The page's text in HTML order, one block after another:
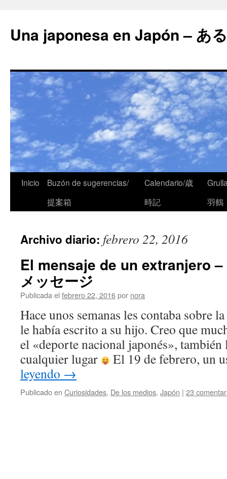
Una japonesa en Japón – あ
Inicio
Buzón de sugerencias/
提案箱
Calendario/歳
時記
羽鶴
Archivo diario: febrero 22, 2016
El mensaje de un extranjero –
メッセージ
Publicada el febrero 22, 2016por nora
Hace unos semanas les contaba sobre
le había escrito a su hijo. Creo que
el «deporte nacional japonés»,
cualquier lugar
El 19 de febrero, un
leyendo →
Publicado en Curiosidades, De los medios, Japón | 23